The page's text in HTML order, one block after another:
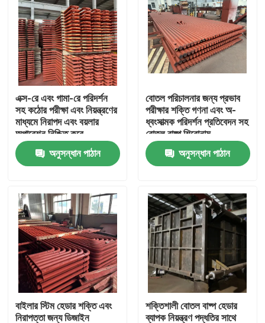
পণ্য
আমাদের সম্পর্কে
কারখানা পরিদর্শন
গুণমান নিয়ন্ত্রণ
আমাদের সাথে যোগাযোগ
বয়লারের খুচরা যন্ত্রাংশ
বয়লার ঝিল্লি দেয়াল
বয়লার স্ট্যাক ইকোনমিজার
বয়লার ফিন টিউব
এক্স-রে এবং গামা-রে পরিদর্শন
সহ কঠোর পরীক্ষা এবং নিয়ন্ত্রণের
মাধ্যমে নিরাপদ এবং বয়লার
অপারেশন নিশ্চিত করে
অনুসন্ধান পাঠান
বোতল পরিচালনার জন্য প্রভাব
পরীক্ষার শক্তি গণনা এবং অ-
ধ্বংসাত্মক পরিদর্শন প্রতিবেদন সহ
বোতল বাষ্প শিরোনাম
অনুসন্ধান পাঠান
বাইলার স্টিম হেডার শক্তি এবং
নিরাপত্তা জন্য ডিজাইন
শক্তিশালী বোতল বাষ্প হেডার
ব্যাপক নিয়ন্ত্রণ পদ্ধতির সাথে